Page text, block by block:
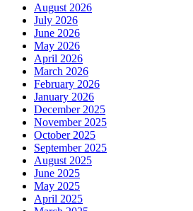
August 2026
July 2026
June 2026
May 2026
April 2026
March 2026
February 2026
January 2026
December 2025
November 2025
October 2025
September 2025
August 2025
June 2025
May 2025
April 2025